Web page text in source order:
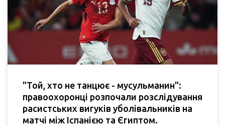
"Той, хто не танцює - мусульманин":
правоохоронці розпочали розслідування
расистських вигуків уболівальників на
матчі між Іспанією та Єгиптом.